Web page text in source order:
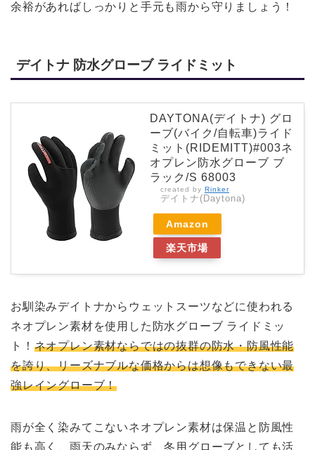
余裕があればしっかりと手元も雨から守りましょう！
デイトナ 防水グローブ ライドミット
DAYTONA(デイトナ) グロ
ーブ(バイク/自転車)ライド
ミット(RIDEMITT)#003ネ
オプレン防水グローブ ブ
ラック/S 68003
created by Rinker
デイトナ(Daytona)
Amazon
楽天市場
お馴染みデイトナからウェットスーツなどに使われる
ネオプレン素材を使用した防水グローブ ライドミッ
ト！ ネオプレン素材ならではの抜群の防水・防風性能
を誇り、リーズナブルな価格からは想像もできない最
強レイングローブ！
雨が全く染みてこないネオプレン素材は保温と防風性
能も高く、雨天のみならず、冬用グローブとしても活